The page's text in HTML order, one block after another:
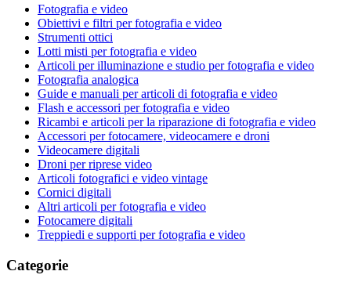
Fotografia e video
Obiettivi e filtri per fotografia e video
Strumenti ottici
Lotti misti per fotografia e video
Articoli per illuminazione e studio per fotografia e video
Fotografia analogica
Guide e manuali per articoli di fotografia e video
Flash e accessori per fotografia e video
Ricambi e articoli per la riparazione di fotografia e video
Accessori per fotocamere, videocamere e droni
Videocamere digitali
Droni per riprese video
Articoli fotografici e video vintage
Cornici digitali
Altri articoli per fotografia e video
Fotocamere digitali
Treppiedi e supporti per fotografia e video
Categorie